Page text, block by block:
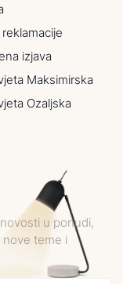
izjava
Maksimirska
Ozaljska
u ponudi,
teme i